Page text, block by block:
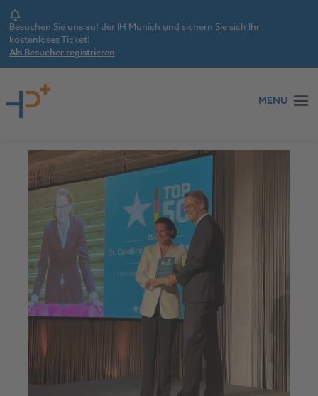
Notice
Besuchen Sie uns auf der IH Munich und sichern Sie sich Ihr
kostenloses Ticket!
Als Besucher registrieren
MENU